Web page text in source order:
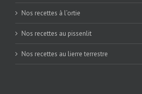
Nos recettes à l’ortie
Nos recettes au pissenlit
Nos recettes au lierre terrestre